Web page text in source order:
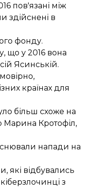
пов'язані між
здійснені в
фонду.
що у 2016 вона
Ясинській.
країнах для
більш схоже на
Марина Кротофіл,
напади на
які відбувались
з